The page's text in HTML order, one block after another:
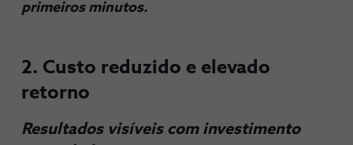
primeiros minutos.
2. Custo reduzido e elevado
retorno
Resultados visíveis com investimento